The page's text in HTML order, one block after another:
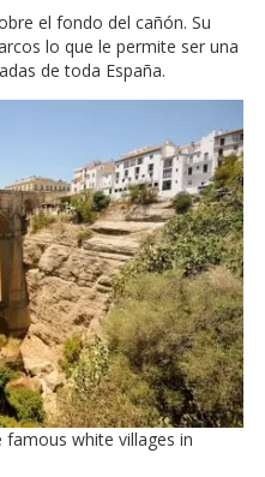
el fondo del cañón. Su
lo que le permite ser una
de toda España.
white villages in